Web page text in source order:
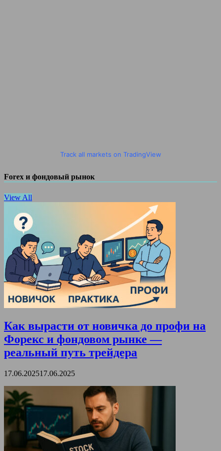
Track all markets on TradingView
Forex и фондовый рынок
View All
Как вырасти от новичка до профи на
Форекс и фондовом рынке —
реальный путь трейдера
17.06.202517.06.2025